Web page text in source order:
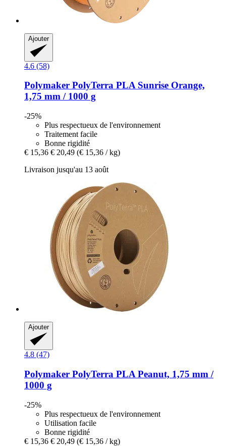
Ajouter
4.6 (58)
Polymaker PolyTerra PLA Sunrise Orange,
1,75 mm / 1000 g
-25%
Plus respectueux de l'environnement
Traitement facile
Bonne rigidité
€ 15,36 € 20,49 (€ 15,36 / kg)
Livraison jusqu'au 13 août
Ajouter
4.8 (47)
Polymaker PolyTerra PLA Peanut, 1,75 mm /
1000 g
-25%
Plus respectueux de l'environnement
Utilisation facile
Bonne rigidité
€ 15,36 € 20,49 (€ 15,36 / kg)